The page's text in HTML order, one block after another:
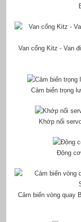
Van cổng Kitz - Van
Cảm biến trọng
Khớp nối
Động
Cảm biến vòng quay